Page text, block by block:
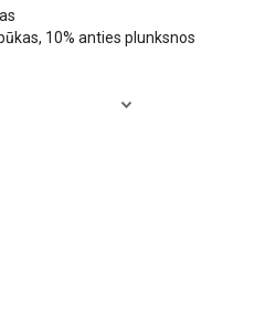
10% anties plunksnos